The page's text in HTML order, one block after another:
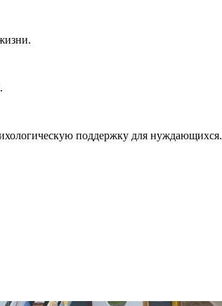
поддержку для нуждающихся.